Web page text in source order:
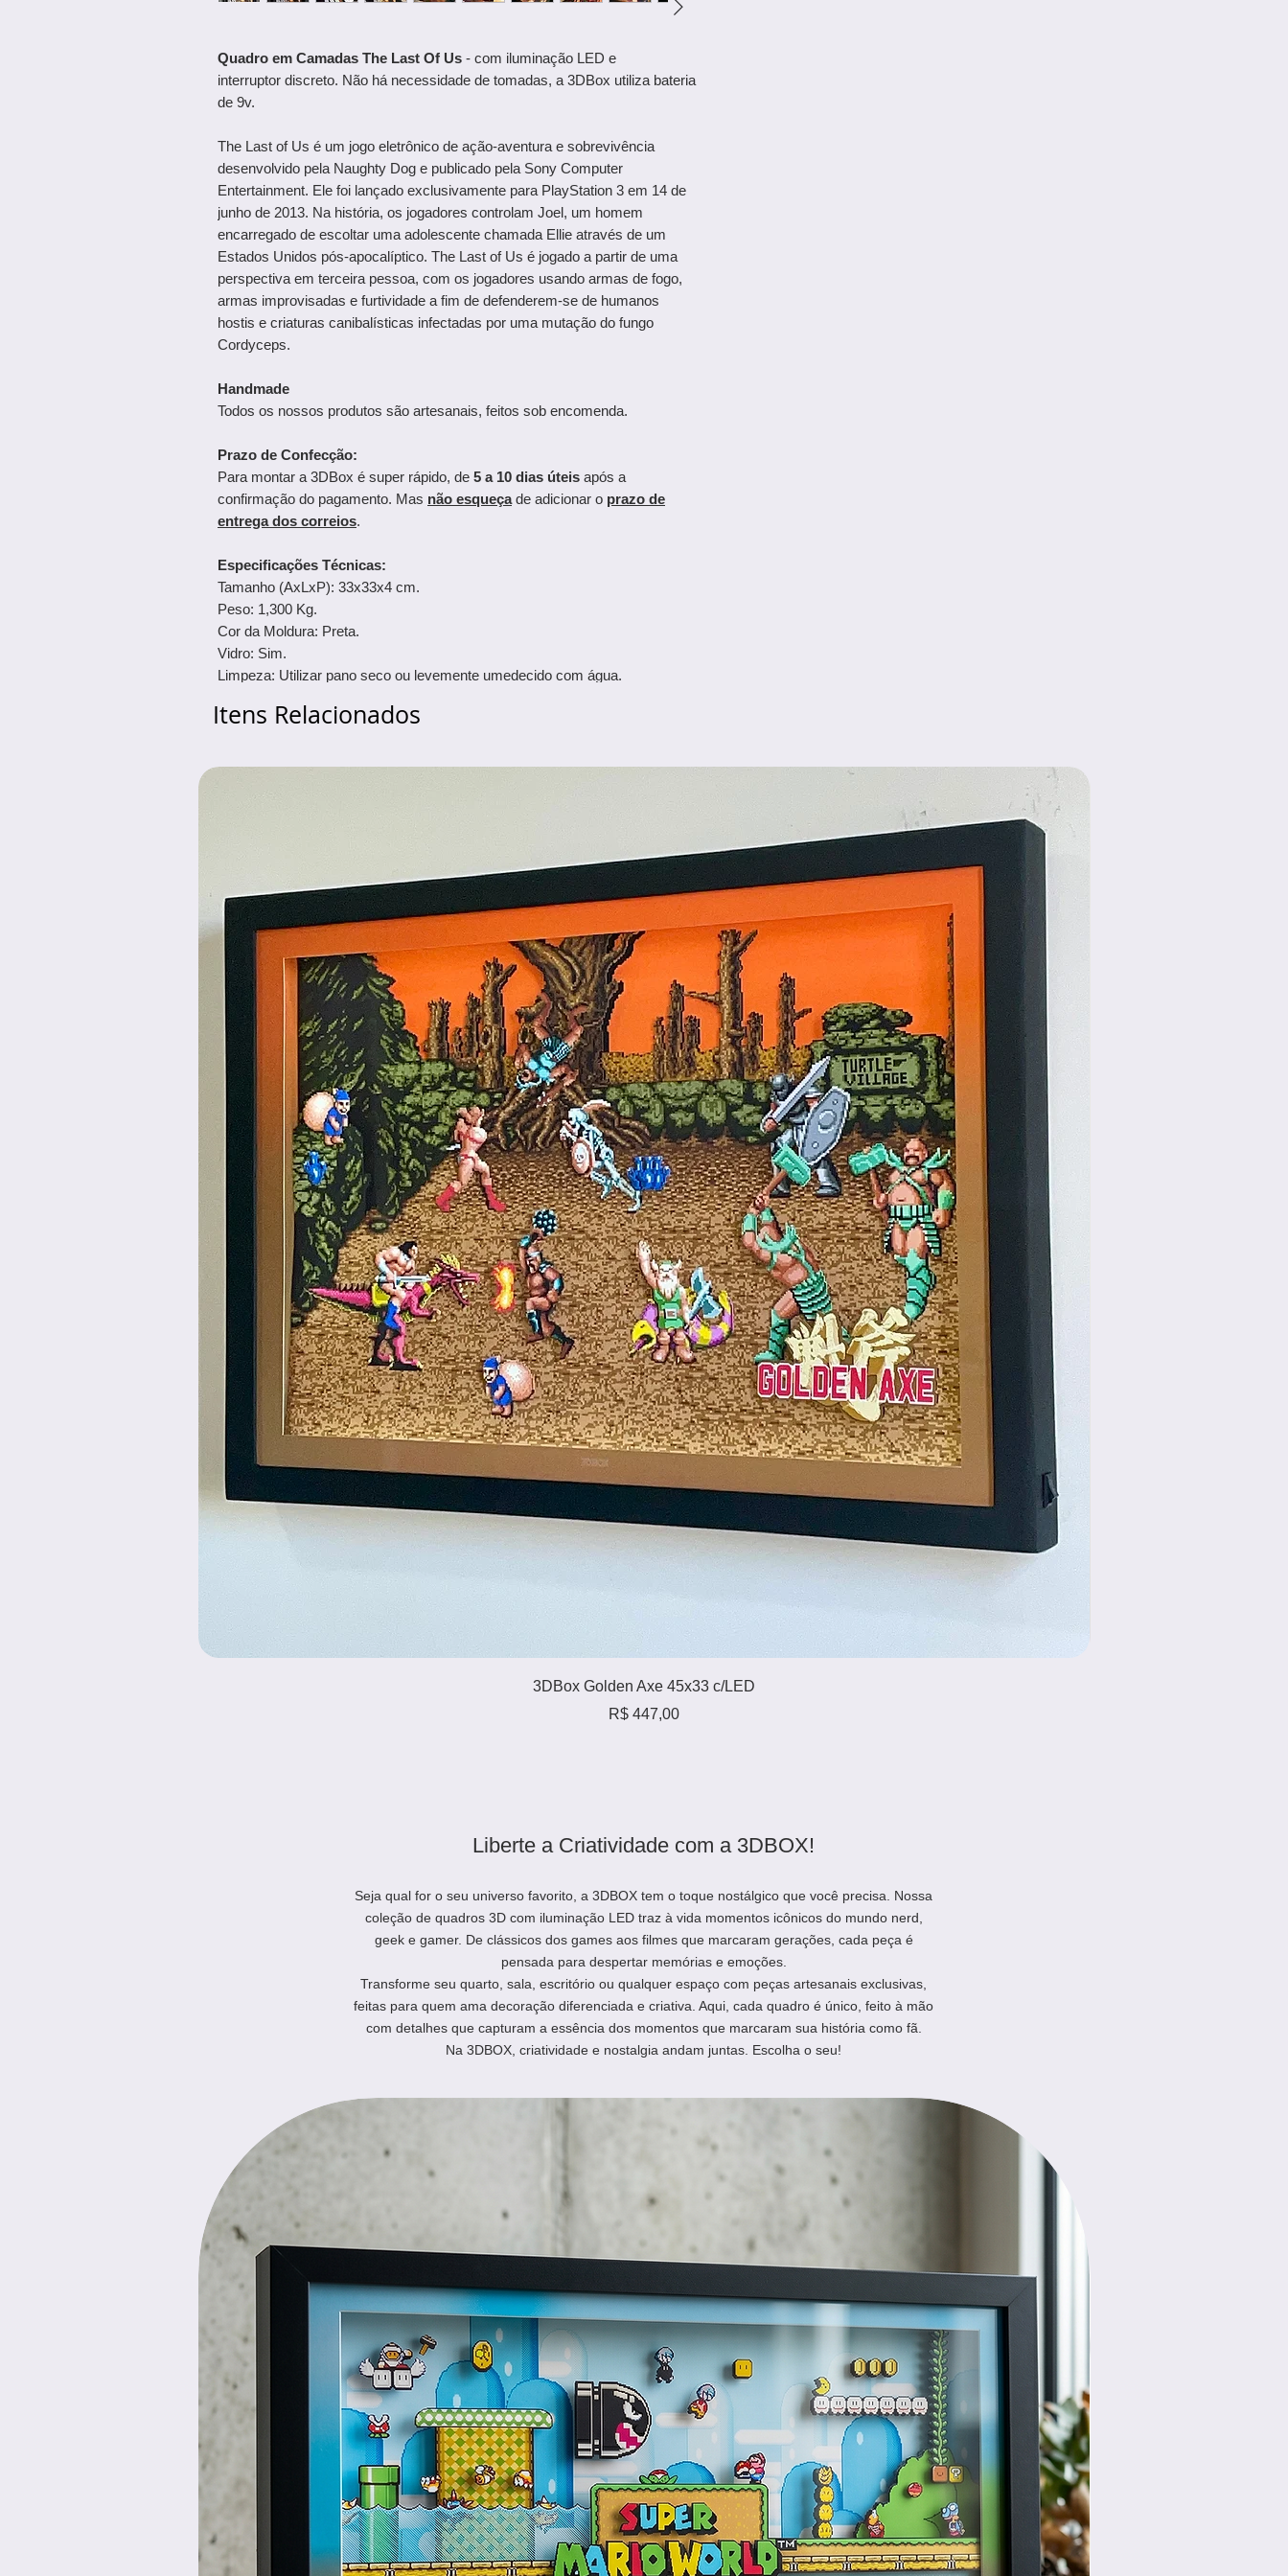
Quadro em Camadas The Last Of Us - com iluminação LED e
interruptor discreto. Não há necessidade de tomadas, a 3DBox utiliza bateria
de 9v.
The Last of Us é um jogo eletrônico de ação-aventura e sobrevivência
desenvolvido pela Naughty Dog e publicado pela Sony Computer
Entertainment. Ele foi lançado exclusivamente para PlayStation 3 em 14 de
junho de 2013. Na história, os jogadores controlam Joel, um homem
encarregado de escoltar uma adolescente chamada Ellie através de um
Estados Unidos pós-apocalíptico. The Last of Us é jogado a partir de uma
perspectiva em terceira pessoa, com os jogadores usando armas de fogo,
armas improvisadas e furtividade a fim de defenderem-se de humanos
hostis e criaturas canibalísticas infectadas por uma mutação do fungo
Cordyceps.
Handmade
Todos os nossos produtos são artesanais, feitos sob encomenda.
Prazo de Confecção:
Para montar a 3DBox é super rápido, de 5 a 10 dias úteis após a
confirmação do pagamento. Mas não esqueçade adicionar o prazo de
entrega dos correios.
Especificações Técnicas:
Tamanho (AxLxP): 33x33x4 cm.
Peso: 1,300 Kg.
Cor da Moldura: Preta.
Vidro: Sim.
Limpeza: Utilizar pano seco ou levemente umedecido com água.
Itens Relacionados
Visualização rápida
3DBox Golden Axe 45x33 c/LED
Preço
R$ 447,00
Liberte a Criatividade com a 3DBOX!
Seja qual for o seu universo favorito, a 3DBOX tem o toque nostálgico que você precisa. Nossa
coleção de quadros 3D com iluminação LED traz à vida momentos icônicos do mundo nerd,
geek e gamer. De clássicos dos games aos filmes que marcaram gerações, cada peça é
pensada para despertar memórias e emoções.
Transforme seu quarto, sala, escritório ou qualquer espaço com peças artesanais exclusivas,
feitas para quem ama decoração diferenciada e criativa. Aqui, cada quadro é único, feito à mão
com detalhes que capturam a essência dos momentos que marcaram sua história como fã.
Na 3DBOX, criatividade e nostalgia andam juntas. Escolha o seu!